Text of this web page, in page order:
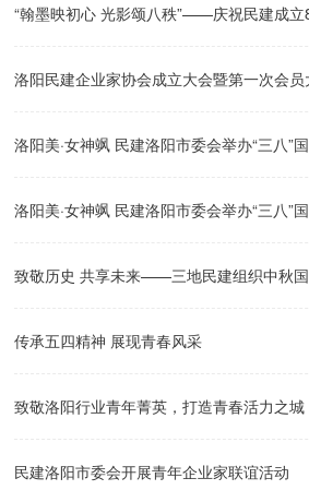
“翰墨映初心 光影颂八秩”——庆祝民建成立
画摄影展暨洛阳民建书画院成立仪式隆重举
洛阳民建企业家协会成立大会暨第一次会员
召开
洛阳美·女神飒 民建洛阳市委会举办“三八”
线上主题活动（下）
洛阳美·女神飒 民建洛阳市委会举办“三八”
线上主题活动（上）
致敬历史 共享未来——三地民建组织中秋
谊会在洛举办
传承五四精神 展现青春风采
致敬洛阳行业青年菁英，打造青春活力之城
民建洛阳市委会开展青年企业家联谊活动